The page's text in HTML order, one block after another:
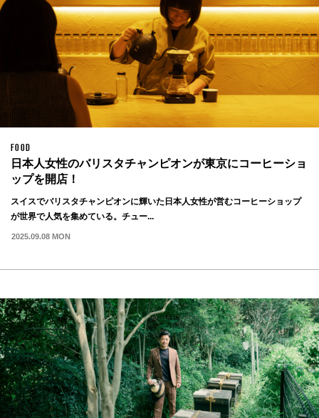
FOOD
日本人女性のバリスタチャンピオンが東京にコーヒーショ
ップを開店！
スイスでバリスタチャンピオンに輝いた日本人女性が営むコーヒーショップ
が世界で人気を集めている。チュー...
2025.09.08 MON